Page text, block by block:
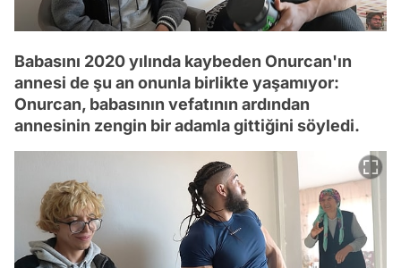
Babasını 2020 yılında kaybeden Onurcan'ın
annesi de şu an onunla birlikte yaşamıyor:
Onurcan, babasının vefatının ardından
annesinin zengin bir adamla gittiğini söyledi.